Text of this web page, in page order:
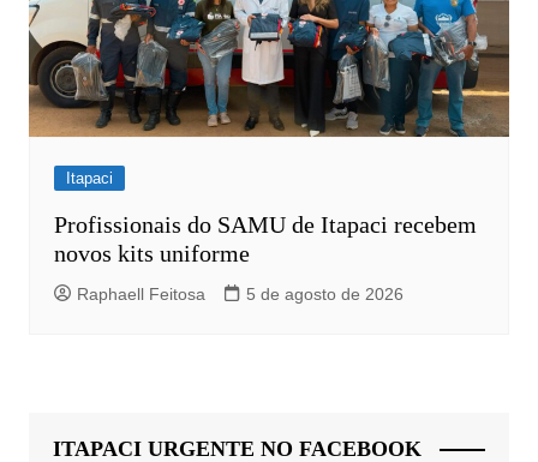
Itapaci
Profissionais do SAMU de Itapaci recebem
novos kits uniforme
Raphaell Feitosa 5 de agosto de 2026
ITAPACI URGENTE NO FACEBOOK